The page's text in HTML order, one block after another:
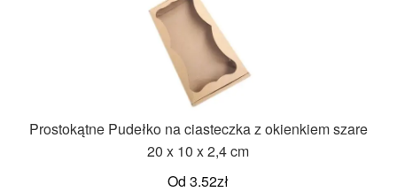
Prostokątne Pudełko na ciasteczka z okienkiem szare
20 x 10 x 2,4 cm
Od3.52zł